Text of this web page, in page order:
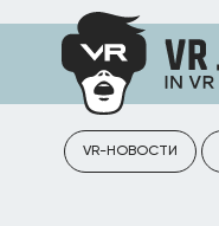
VR-НОВОСТИ